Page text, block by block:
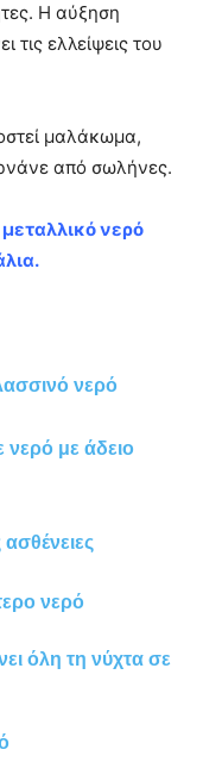
Η αύξηση
ελλείψεις του
μαλάκωμα,
από σωλήνες.
νερό
νερό
νερό με άδειο
νερό
όλη τη νύχτα σε